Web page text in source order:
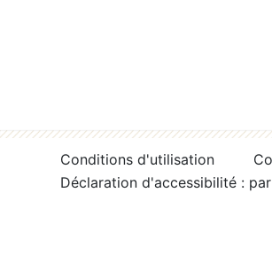
Conditions d'utilisation
Déclaration d'accessibilité :